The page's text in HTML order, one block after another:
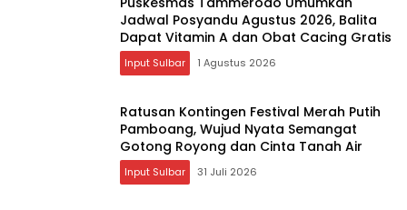
Jadwal Posyandu Agustus 2026, Balita
Dapat Vitamin A dan Obat Cacing Gratis
Input Sulbar 1 Agustus 2026
Ratusan Kontingen Festival Merah Putih
Pamboang, Wujud Nyata Semangat
Gotong Royong dan Cinta Tanah Air
Input Sulbar 31 Juli 2026